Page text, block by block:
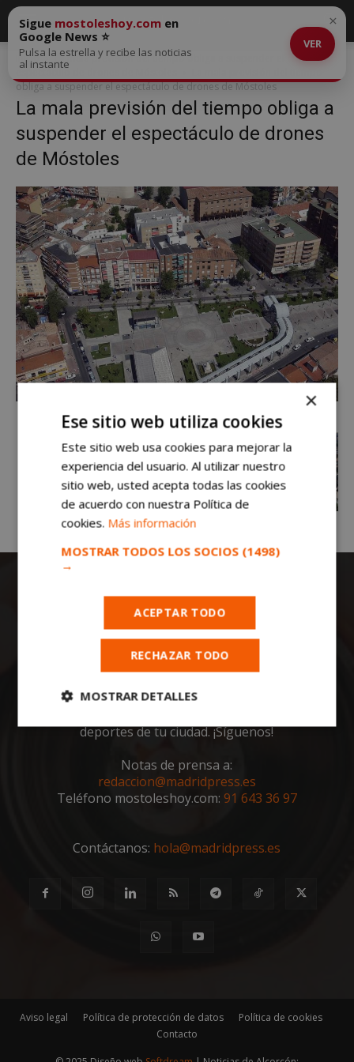
Inicio
La mala previsión del tiempo obliga a suspender el
espectáculo de drones de Móstoles
obliga a suspender el espectáculo de drones de Móstoles
La mala previsión del tiempo obliga a
suspender el espectáculo de drones
de Móstoles
Sigue mostoleshoy.com en
Google News ⭐
Pulsa la estrella y recibe las noticias
al instante
VER
×
mostoleshoy.com. Mantente informado de
deportes de tu ciudad. ¡Síguenos!
Notas de prensa a:
redaccion@madridpress.es
Teléfono mostoleshoy.com: 91 643 36 97
Contáctanos: hola@madridpress.es
Aviso legal Política de protección de datos
Política de cookies
Contacto
×
Ese sitio web utiliza cookies
Este sitio web usa cookies para mejorar la
experiencia del usuario. Al utilizar nuestro
sitio web, usted acepta todas las cookies
de acuerdo con nuestra Política de
cookies. Más información
MOSTRAR TODOS LOS SOCIOS (1498)
→
ACEPTAR TODO
RECHAZAR TODO
MOSTRAR DETALLES
Cookies
estrictamente
Cookies de
rendimiento
Cookies no clasificadas
Cookies de rendimiento